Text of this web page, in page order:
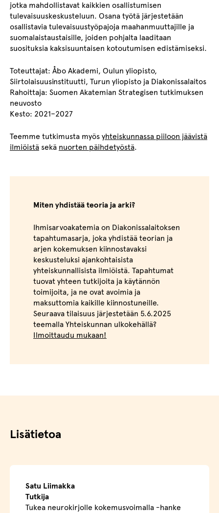
jotka mahdollistavat kaikkien osallistumisen
tulevaisuuskeskusteluun. Osana työtä järjestetään
osallistavia tulevaisuustyöpajoja maahanmuuttajille ja
suomalaistaustaisille, joiden pohjalta laaditaan
suosituksia kaksisuuntaisen kotoutumisen edistämiseksi.
Toteuttajat: Åbo Akademi, Oulun yliopisto,
Siirtolaisuusinstituutti, Turun yliopisto ja Diakonissalaitos
Rahoittaja: Suomen Akatemian Strategisen tutkimuksen
neuvosto
Kesto: 2021–2027
Teemme tutkimusta myös yhteiskunnassa piiloon jäävistä
ilmiöistä sekä nuorten päihdetyöstä.
Miten yhdistää teoria ja arki?
Ihmisarvoakatemia on Diakonissalaitoksen
tapahtumasarja, joka yhdistää teorian ja
arjen kokemuksen kiinnostavaksi
keskusteluksi ajankohtaisista
yhteiskunnallisista ilmiöistä. Tapahtumat
tuovat yhteen tutkijoita ja käytännön
toimijoita, ja ne ovat avoimia ja
maksuttomia kaikille kiinnostuneille.
Seuraava tilaisuus järjestetään 5.6.2025
teemalla Yhteiskunnan ulkokehällä?
Ilmoittaudu mukaan!
Lisätietoa
Satu Liimakka
Tutkija
Tukea neurokirjolle kokemusvoimalla -hanke